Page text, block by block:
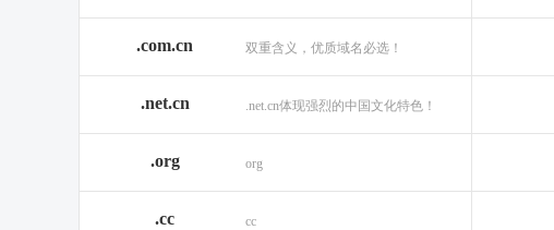
.com.cn 双重含义，优质域名必选！
.net.cn .net.cn体现强烈的中国文化特色！
.org org
.cc cc